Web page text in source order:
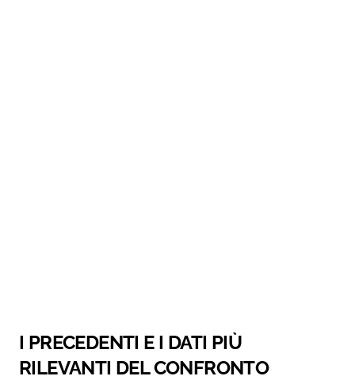
I PRECEDENTI E I DATI PIÙ
RILEVANTI DEL CONFRONTO